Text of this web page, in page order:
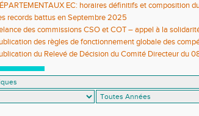
EC: horaires définitifs et composition
records battus en Septembre 2025
des commissions CSO et COT – appel à la
des règles de fonctionnement globale des
du Relevé de Décision du Comité Directeur du